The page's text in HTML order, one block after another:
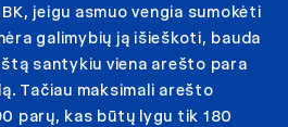
jeigu asmuo vengia sumokėti
galimybių ją išieškoti, bauda
santykiu viena arešto para
Tačiau maksimali arešto
parų, kas būtų lygu tik 180